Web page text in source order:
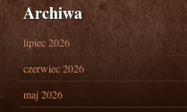
Archiwa
lipiec 2026
czerwiec 2026
maj 2026